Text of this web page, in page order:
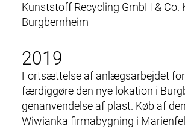
Kunststoff Recycling GmbH & Co.
Burgbernheim
2019
Fortsættelse af anlægsarbejdet
færdiggøre den nye lokation i
genanvendelse af plast. Køb af
Wiwianka firmabygning i